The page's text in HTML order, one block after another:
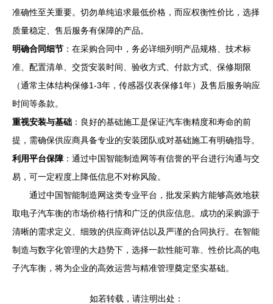
准确性至关重要。切勿单纯追求最低价格，而应权衡性价比，选择
质量稳定、售后服务有保障的产品。
明确合同细节 ：在采购合同中，务必详细列明产品规格、技术标
准、配置清单、交货安装时间、验收方式、付款方式、保修期限
（通常主体结构保修1-3年，传感器仪表保修1年）及售后服务响应
时间等条款。
重视安装与基础 ：良好的基础施工是保证汽车衡精度和寿命的前
提，需确保供应商具备专业的安装团队或对基础施工有明确指导。
利用平台保障 ：通过中国智能制造网等有信誉的平台进行沟通与交
易，可一定程度上降低信息不对称风险。
通过中国智能制造网这类专业平台，批发采购方能够高效地获
取电子汽车衡的市场价格行情和广泛的供应信息。成功的采购源于
清晰的需求定义、细致的供应商评估以及严谨的合同执行。在智能
制造与数字化管理的大趋势下，选择一款性能可靠、性价比高的电
子汽车衡，将为企业的高效运营与精准管理奠定坚实基础。
如若转载，请注明出处：